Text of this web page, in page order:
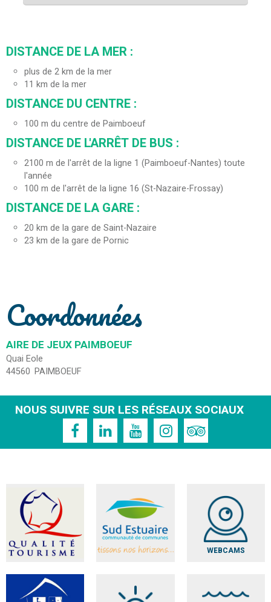
DISTANCE DE LA MER :
plus de 2 km de la mer
11 km de la mer
DISTANCE DU CENTRE :
100 m du centre de Paimboeuf
DISTANCE DE L'ARRÊT DE BUS :
2100 m de l'arrêt de la ligne 1 (Paimboeuf-Nantes) toute
l'année
100 m de l'arrêt de la ligne 16 (St-Nazaire-Frossay)
DISTANCE DE LA GARE :
20 km de la gare de Saint-Nazaire
23 km de la gare de Pornic
Coordonnées
AIRE DE JEUX PAIMBOEUF
Quai Eole
44560 PAIMBOEUF
NOUS SUIVRE SUR LES RÉSEAUX SOCIAUX
WEBCAMS